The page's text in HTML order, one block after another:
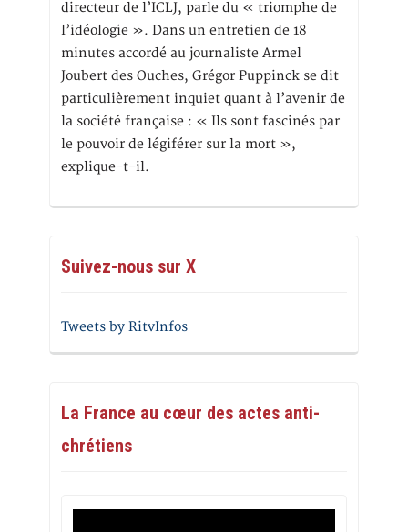
directeur de l’ICLJ, parle du « triomphe de
l’idéologie ». Dans un entretien de 18
minutes accordé au journaliste Armel
Joubert des Ouches, Grégor Puppinck se dit
particulièrement inquiet quant à l’avenir de
la société française : « Ils sont fascinés par
le pouvoir de légiférer sur la mort »,
explique-t-il.
Suivez-nous sur X
Tweets by RitvInfos
La France au cœur des actes anti-
chrétiens